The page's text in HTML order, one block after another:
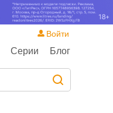
Серии Блог
Войти